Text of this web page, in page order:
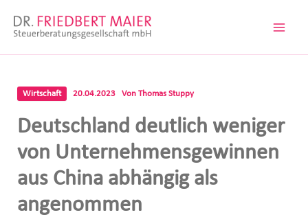
Inhalt
Wirtschaft 20.04.2023 Von Thomas Stuppy
Deutschland deutlich weniger
von Unternehmensgewinnen
aus China abhängig als
angenommen